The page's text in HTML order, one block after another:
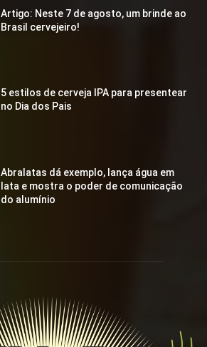
Artigo: Neste 7 de agosto, um brinde ao
Brasil cervejeiro!
5 estilos de cerveja IPA para presentear
no Dia dos Pais
Abralatas dá exemplo, lança água em
lata e mostra o poder de comunicação
do alumínio